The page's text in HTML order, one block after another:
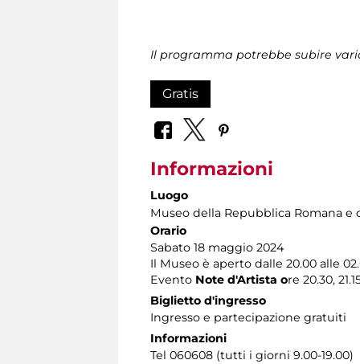
Il programma potrebbe subire
Gratis
Informazioni
Luogo
Museo della Repubblica Romana
Orario
Sabato 18 maggio 2024
Il Museo è aperto dalle 20.00 alle
Evento Note d'Artista ore 20.30,
Biglietto d'ingresso
Ingresso e partecipazione gratuiti
Informazioni
Tel 060608 (tutti i giorni 9.00-19.00)